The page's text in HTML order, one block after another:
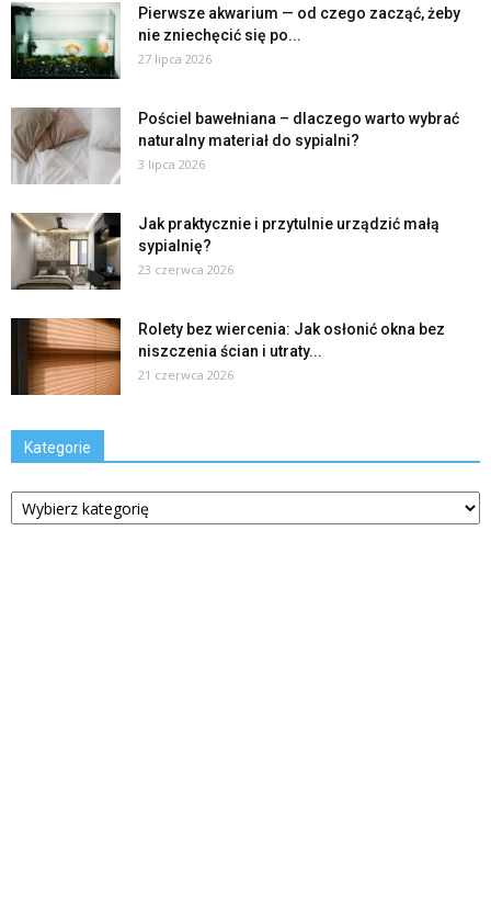
Pierwsze akwarium — od czego zacząć, żeby
nie zniechęcić się po...
27 lipca 2026
Pościel bawełniana – dlaczego warto wybrać
naturalny materiał do sypialni?
3 lipca 2026
Jak praktycznie i przytulnie urządzić małą
sypialnię?
23 czerwca 2026
Rolety bez wiercenia: Jak osłonić okna bez
niszczenia ścian i utraty...
21 czerwca 2026
Kategorie
Kategorie